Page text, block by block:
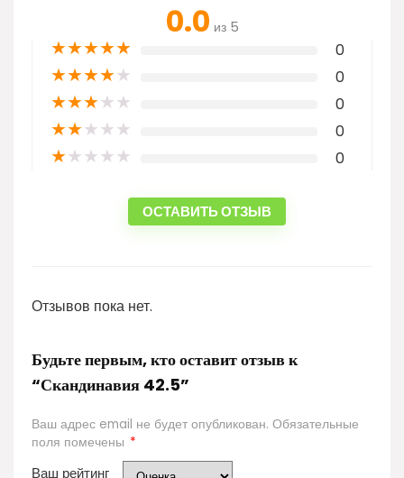
0.0 из 5
★★★★★ 0
★★★★★ 0
★★★★★ 0
★★★★★ 0
★★★★★ 0
ОСТАВИТЬ ОТЗЫВ
Отзывов пока нет.
Будьте первым, кто оставит отзыв к
“Скандинавия 42.5”
Ваш адрес email не будет опубликован. Обязательные
поля помечены *
Ваш рейтинг